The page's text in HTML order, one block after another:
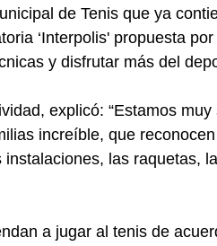
de Tenis que ya
‘Interpolis' propuesta
y disfrutar más del
explicó: “Estamos
increíble, que
las raquetas,
a jugar al tenis de